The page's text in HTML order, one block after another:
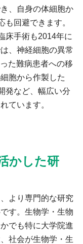
、自身の体細胞か
も回避できます。
床手術も2014年に
、神経細胞の異常
た難病患者への移
胞から作製した
発など、幅広い分
ています。
かした研
より専門的な研究
す。生物学・生物
でも特に大学院進
社会が生物学・生